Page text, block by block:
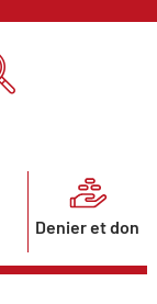
Denier et don